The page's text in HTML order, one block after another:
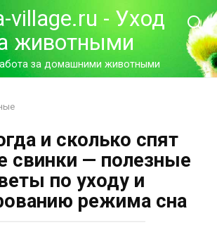
village.ru - Уход
животными
за домашними животными
и сколько спят
свинки — полезные
по уходу и
режима сна